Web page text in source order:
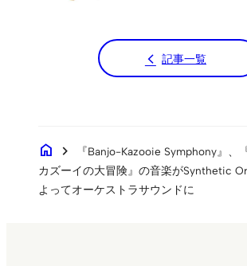
記事一覧
home chevron_right
『Banjo-Kazooie Symphony』、
カズーイの大冒険』の音楽がSynthetic
よってオーケストラサウンドに